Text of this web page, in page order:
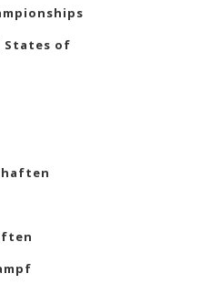
States of